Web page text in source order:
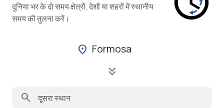
दुनिया भर के दो समय क्षेत्रों, देशों या शहरों में स्थानीय
समय की तुलना करें।
location_on Formosa
keyboard_double_arrow_down
search